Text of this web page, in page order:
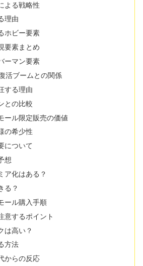
よる戦略性
理由
ホビー要素
要素まとめ
ーマン要素
活ブームとの関係
する理由
との比較
ール限定販売の価値
の希少性
について
想
ア化はある？
る？
ール購入手順
意するポイント
は高い？
方法
からの反応